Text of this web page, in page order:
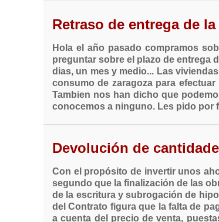
Retraso de entrega de
Hola el año pasado compramos
preguntar sobre el plazo de entrega
dias, un mes y medio... Las
consumo de zaragoza para
Tambien nos han dicho que
conocemos a ninguno. Les pido por
Devolución de
Con el propósito de invertir unos
segundo que la finalización de las
de la escritura y subrogación de
del Contrato figura que la falta de
a cuenta del precio de venta,